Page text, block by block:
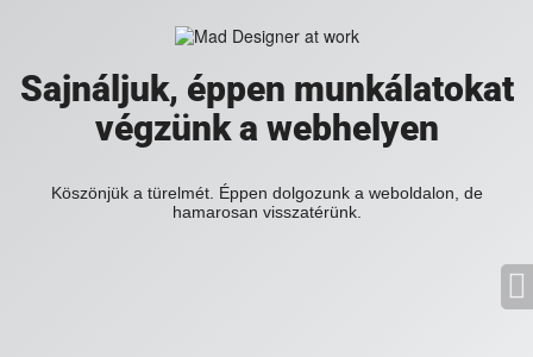
Sajnáljuk, éppen munkálatokat
végzünk a webhelyen
Köszönjük a türelmét. Éppen dolgozunk a weboldalon, de
hamarosan visszatérünk.